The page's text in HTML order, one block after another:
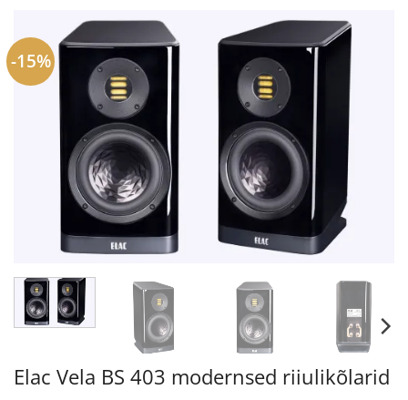
-15%
Elac Vela BS 403 modernsed riiulikõlarid